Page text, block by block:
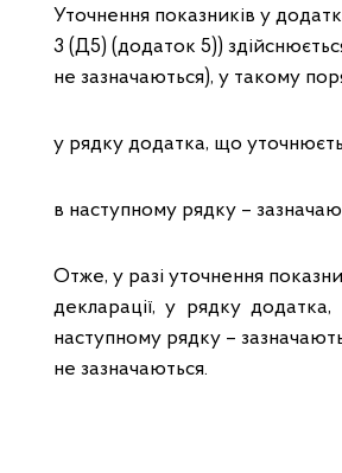
Уточнення показників у
3 (Д5) (додаток 5))
не зазначаються), у такому
у рядку додатка, що
в наступному рядку –
Отже, у разі уточнення
декларації, у рядку
наступному рядку –
не зазначаються.